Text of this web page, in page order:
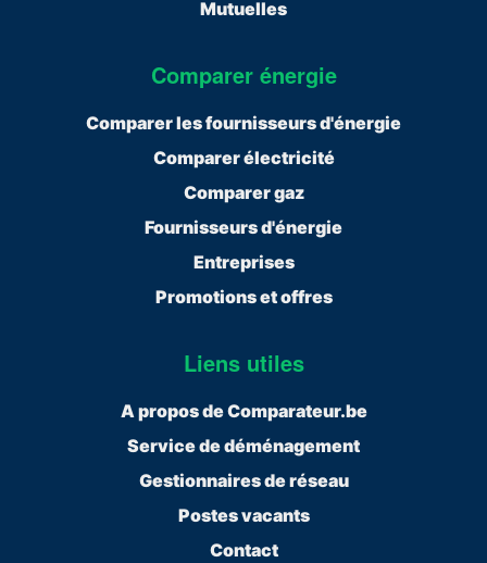
Mutuelles
Comparer énergie
Comparer les fournisseurs d'énergie
Comparer électricité
Comparer gaz
Fournisseurs d'énergie
Entreprises
Promotions et offres
Liens utiles
A propos de Comparateur.be
Service de déménagement
Gestionnaires de réseau
Postes vacants
Contact